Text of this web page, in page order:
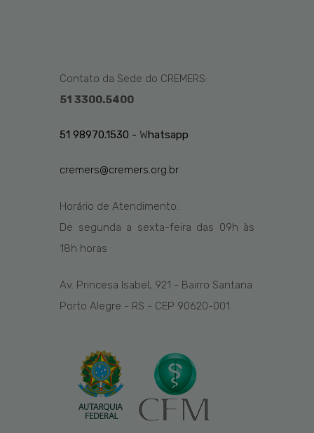
Contato da Sede do CREMERS:
51 3300.5400
51 98970.1530 - Whatsapp
cremers@cremers.org.br
Horário de Atendimento:
De segunda a sexta-feira das 09h às
18h horas
Av. Princesa Isabel, 921 - Bairro Santana
Porto Alegre - RS - CEP 90620-001